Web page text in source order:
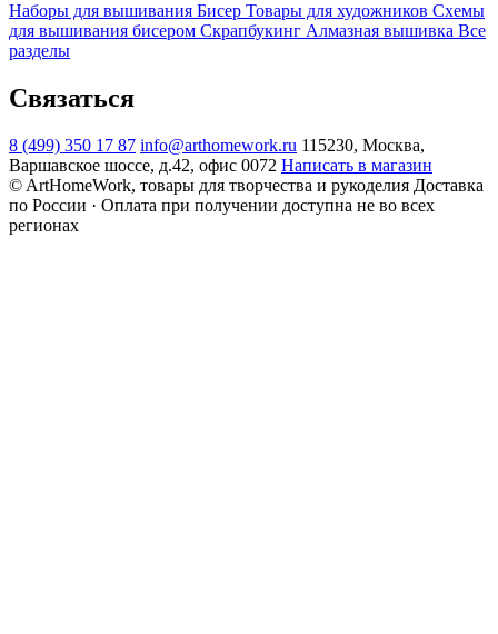
Наборы для вышивания Бисер Товары для художников Схемы
для вышивания бисером Скрапбукинг Алмазная вышивка Все
разделы
Связаться
8 (499) 350 17 87 info@arthomework.ru 115230, Москва,
Варшавское шоссе, д.42, офис 0072 Написать в магазин
© ArtHomeWork, товары для творчества и рукоделия Доставка
по России · Оплата при получении доступна не во всех
регионах